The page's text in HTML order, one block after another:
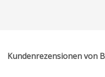
Kundenrezensionen von